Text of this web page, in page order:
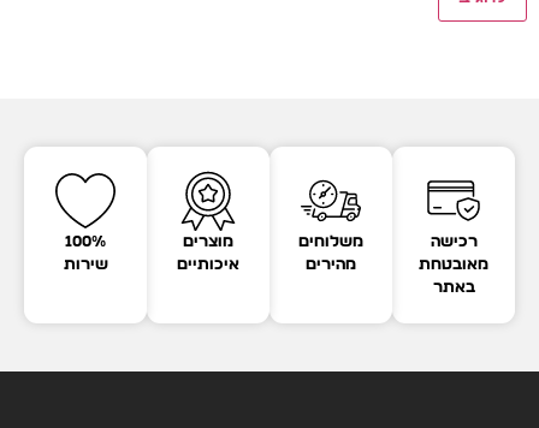
רכישה
מאובטחת
באתר
משלוחים
מהירים
מוצרים
איכותיים
100%
שירות